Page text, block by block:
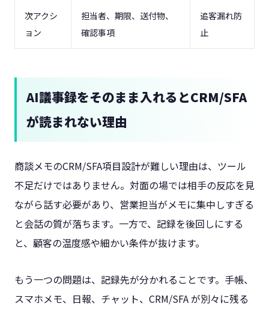
次アクシ
ョン
担当者、期限、送付物、
確認事項
追客漏れ防
止
AI議事録をそのまま入れるとCRM/SFA
が読まれない理由
商談メモのCRM/SFA項目設計が難しい理由は、ツール
不足だけではありません。対面の場では相手の反応を見
ながら話す必要があり、営業担当がメモに集中しすぎる
と会話の質が落ちます。一方で、記録を後回しにする
と、顧客の温度感や細かい条件が抜けます。
もう一つの問題は、記録先が分かれることです。手帳、
スマホメモ、日報、チャット、CRM/SFA が別々に残る